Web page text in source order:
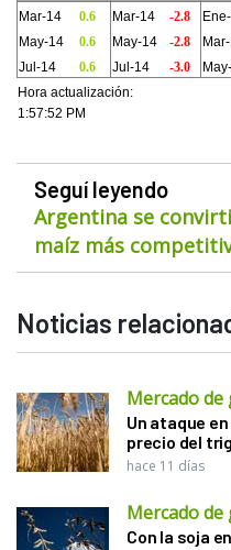
Mar-14
0.6 Mar-14 -2.8
May-14
0.6 May-14 -2.8
Jul-14
0.6 Jul-14 -3.0
Hora actualización:
1:57:52 PM
Seguí leyendo
Argentina se
maíz más
Noticias
Mercado de
Un ataque
precio del
hace 11 días
Mercado de
Con la soja